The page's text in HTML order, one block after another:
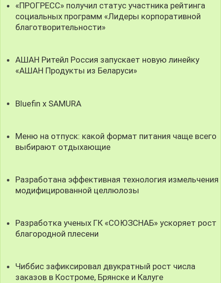
«ПРОГРЕСС» получил статус участника рейтинга
социальных программ «Лидеры корпоративной
благотворительности»
АШАН Ритейл Россия запускает новую линейку
«АШАН Продукты из Беларуси»
Bluefin x SAMURA
Меню на отпуск: какой формат питания чаще всего
выбирают отдыхающие
Разработана эффективная технология измельчения
модифицированной целлюлозы
Разработка ученых ГК «СОЮЗСНАБ» ускоряет рост
благородной плесени
Чиббис зафиксировал двукратный рост числа
заказов в Костроме, Брянске и Калуге